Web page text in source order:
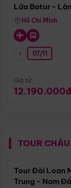
Lửa Batur -
Hồ Chí Minh
07/11
Giá từ:
12.190.000đ
TOUR
Tour Đài Loan
Trung - Nam